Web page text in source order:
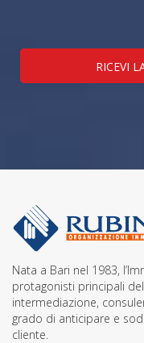
RICEVI
Nata a Bari nel 1983,
protagonisti principali
intermediazione,
grado di anticipare e
cliente.